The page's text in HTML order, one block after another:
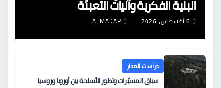
البنية الفكرية وآليات التعبئة
6 أغسطس، 2026 ALMADAR
دراسات المدار
سباق المسيّرات وتطور الأسلحة بين أوروبا وروسيا